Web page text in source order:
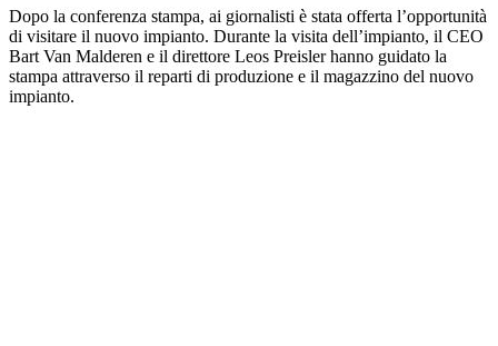
Dopo la conferenza stampa, ai giornalisti è stata offerta l’opportunità
di visitare il nuovo impianto. Durante la visita dell’impianto, il CEO
Bart Van Malderen e il direttore Leos Preisler hanno guidato la
stampa attraverso il reparti di produzione e il magazzino del nuovo
impianto.